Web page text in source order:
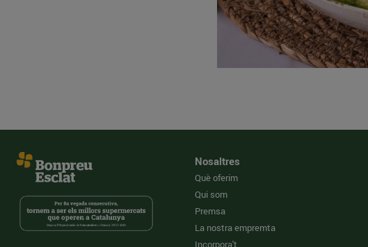
Nosaltres
Què oferim
Qui som
Premsa
La nostra empremta
Incorpora't